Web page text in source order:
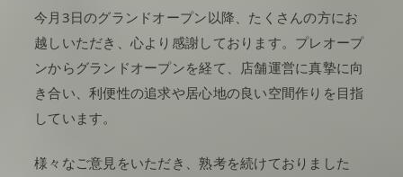
今月3日のグランドオープン以降、たくさんの方にお
越しいただき、心より感謝しております。プレオープ
ンからグランドオープンを経て、店舗運営に真摯に向
き合い、利便性の追求や居心地の良い空間作りを目指
しています。
様々なご意見をいただき、熟考を続けておりました